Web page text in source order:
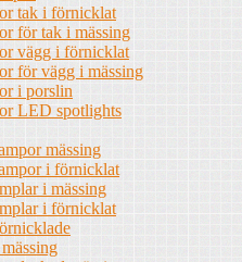
tak i förnicklat
för tak i mässing
vägg i förnicklat
för vägg i mässing
i porslin
LED spotlights
mässing
i förnicklat
i mässing
i förnicklat